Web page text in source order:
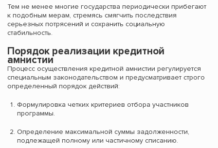
Тем не менее многие государства периодически прибегают
к подобным мерам, стремясь смягчить последствия
серьезных потрясений и сохранить социальную
стабильность.
Порядок реализации кредитной
амнистии
Процесс осуществления кредитной амнистии регулируется
специальным законодательством и предусматривает строго
определенный порядок действий:
Формулировка четких критериев отбора участников
программы.
Определение максимальной суммы задолженности,
подлежащей полному или частичному списанию.